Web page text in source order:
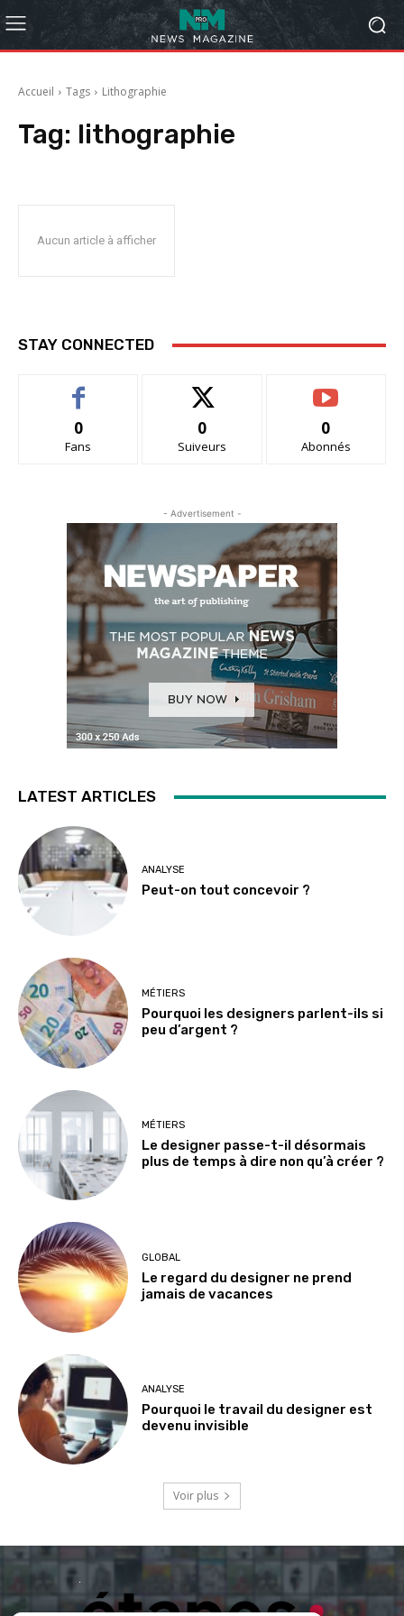
Accueil Tags Lithographie
Tag: lithographie
Aucun article à afficher
STAY CONNECTED
0
Fans
0
Suiveurs
0
Abonnés
- Advertisement -
LATEST ARTICLES
ANALYSE
Peut-on tout concevoir ?
MÉTIERS
Pourquoi les designers parlent-ils si
peu d’argent ?
MÉTIERS
Le designer passe-t-il désormais
plus de temps à dire non qu’à créer ?
GLOBAL
Le regard du designer ne prend
jamais de vacances
ANALYSE
Pourquoi le travail du designer est
devenu invisible
Voir plus